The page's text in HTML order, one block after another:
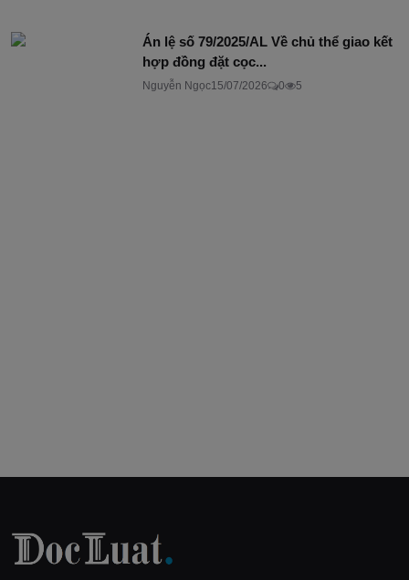
Án lệ số 79/2025/AL Về chủ thể giao kết
hợp đồng đặt cọc...
Nguyễn Ngọc15/07/2026 0 5